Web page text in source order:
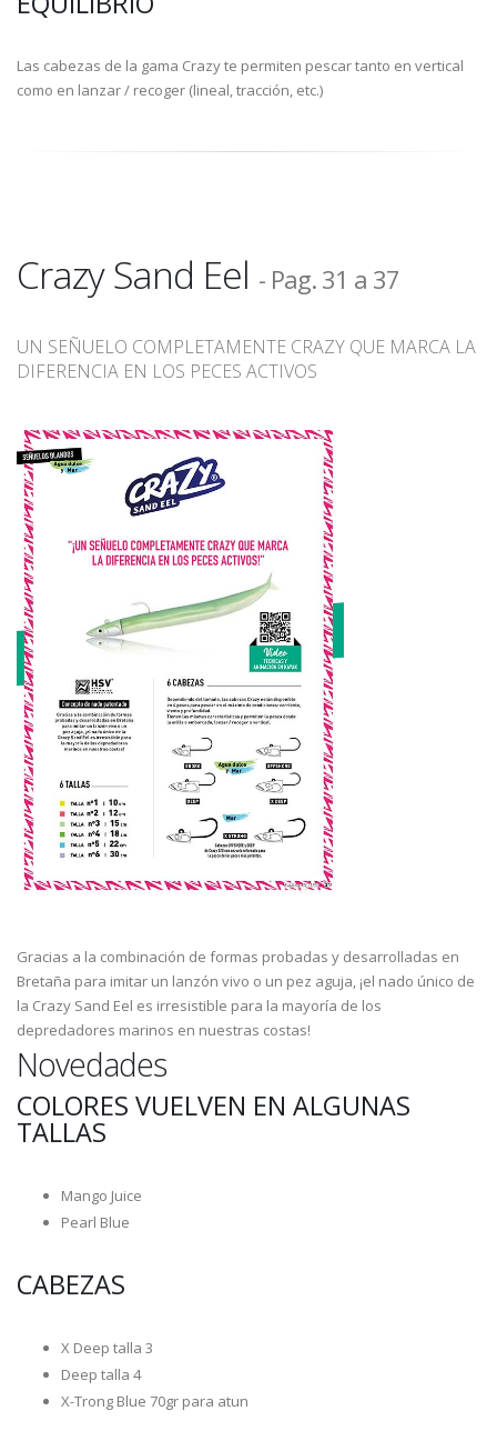
Las cabezas de la gama Crazy te permiten pescar tanto en vertical
como en lanzar / recoger (lineal, tracción, etc.)
Crazy Sand Eel - Pag. 31 a 37
UN SEÑUELO COMPLETAMENTE CRAZY QUE MARCA LA
DIFERENCIA EN LOS PECES ACTIVOS
Gracias a la combinación de formas probadas y desarrolladas en
Bretaña para imitar un lanzón vivo o un pez aguja, ¡el nado único de
la Crazy Sand Eel es irresistible para la mayoría de los
depredadores marinos en nuestras costas!
Novedades
COLORES VUELVEN EN ALGUNAS
TALLAS
Mango Juice
Pearl Blue
CABEZAS
X Deep talla 3
Deep talla 4
X-Trong Blue 70gr para atun